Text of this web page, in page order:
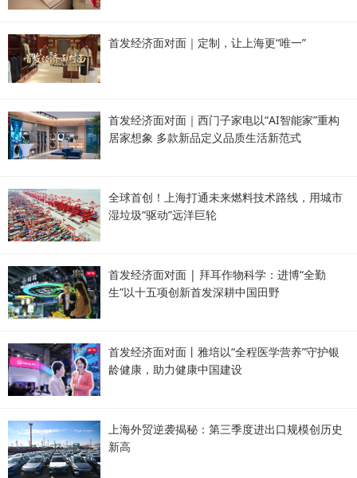
首发经济面对面｜定制，让上海更“唯一”
首发经济面对面｜西门子家电以“AI智能家”重构
居家想象 多款新品定义品质生活新范式
全球首创！上海打通未来燃料技术路线，用城市
湿垃圾“驱动”远洋巨轮
首发经济面对面 | 拜耳作物科学：进博“全勤
生”以十五项创新首发深耕中国田野
首发经济面对面丨雅培以“全程医学营养”守护银
龄健康，助力健康中国建设
上海外贸逆袭揭秘：第三季度进出口规模创历史
新高